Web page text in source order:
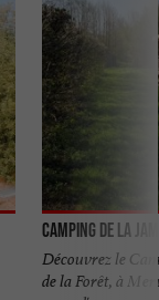
Camping de la
Découvrez le
de la Forêt, à